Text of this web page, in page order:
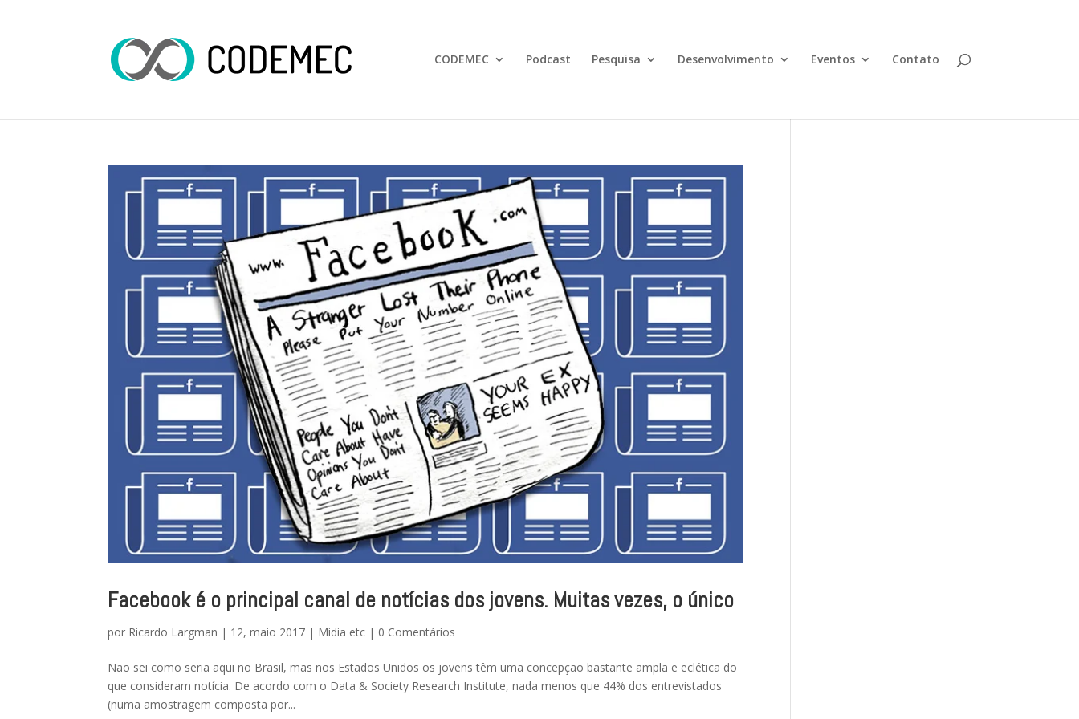
CODEMEC Podcast Pesquisa Desenvolvimento Eventos Contato
Facebook é o principal canal de notícias dos jovens. Muitas vezes, o único
por Ricardo Largman | 12, maio 2017 | Midia etc | 0 Comentários
Não sei como seria aqui no Brasil, mas nos Estados Unidos os jovens têm uma concepção bastante ampla e eclética do
que consideram notícia. De acordo com o Data & Society Research Institute, nada menos que 44% dos entrevistados
(numa amostragem composta por...